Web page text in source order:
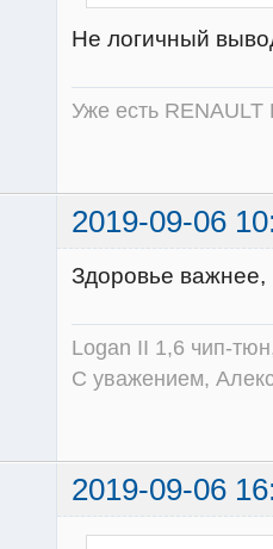
Не логичный
Уже есть
2019-09-06
Здоровье
Logan II 1,6 чип-
С уважением,
2019-09-06